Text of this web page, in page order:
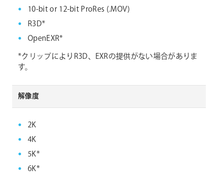
10-bit or 12-bit ProRes (.MOV)
R3D*
OpenEXR*
*クリップによりR3D、EXRの提供がない場合がありま
す。
解像度
2K
4K
5K*
6K*